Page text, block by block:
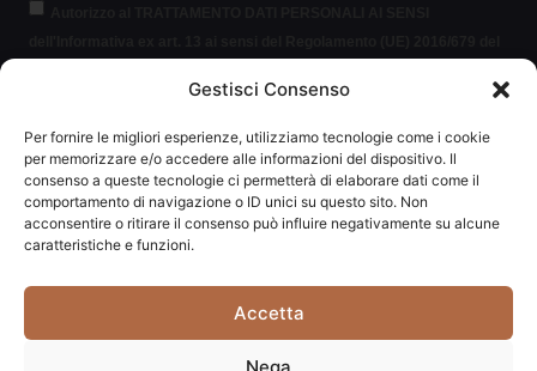
Gestisci Consenso
Per fornire le migliori esperienze, utilizziamo tecnologie come i cookie
per memorizzare e/o accedere alle informazioni del dispositivo. Il
consenso a queste tecnologie ci permetterà di elaborare dati come il
comportamento di navigazione o ID unici su questo sito. Non
acconsentire o ritirare il consenso può influire negativamente su alcune
caratteristiche e funzioni.
Accetta
Nega
protezione delle persone fisiche con riguardo al trattamento dei dati
personali (per brevità GDPR 2016/679).
Clicca per leggere le
informazioni.
ISCRIVITI ALLA NEWSLETTER
Carpediem di Traversa Monia | P.IVA: 03415840408 | REA: